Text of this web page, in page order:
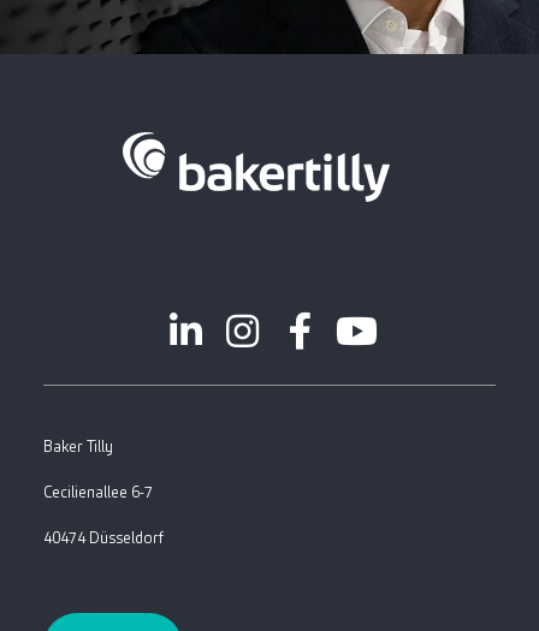
Baker Tilly
Cecilienallee 6-7
40474 Düsseldorf